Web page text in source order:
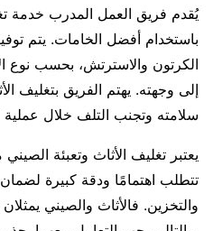
يُقدم فريق العمل المدرب خدمة
باستخدام أفضل الخامات. يتم
الكرتون والاسترتش، بحسب نوع
إلى وجهته. يهتم الفريق بتغليف
سلامته وتجنب التلف خلال عملية
يعتبر تغليف الأثاث وتعبئة
تتطلب اهتمامًا ودقة كبيرة
والتخزين. فالأثاث والصيني